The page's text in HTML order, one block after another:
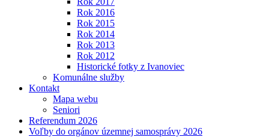
Rok 2016
Rok 2015
Rok 2014
Rok 2013
Rok 2012
Historické fotky z Ivanoviec
Komunálne služby
Kontakt
Mapa webu
Seniori
Referendum 2026
Voľby do orgánov územnej samosprávy 2026